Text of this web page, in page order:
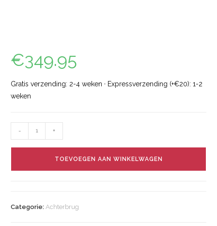
€349.95
Gratis verzending: 2-4 weken · Expressverzending (+€20): 1-2
weken
- +
TOEVOEGEN AAN WINKELWAGEN
Categorie: Achterbrug